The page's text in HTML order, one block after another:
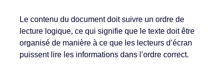
Le contenu du document doit suivre un ordre de
lecture logique, ce qui signifie que le texte doit être
organisé de manière à ce que les lecteurs d’écran
puissent lire les informations dans l’ordre correct.